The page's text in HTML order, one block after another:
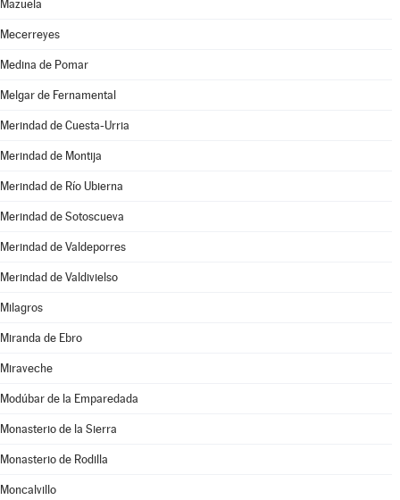
Mazuela
Mecerreyes
Medina de Pomar
Melgar de Fernamental
Merindad de Cuesta-Urria
Merindad de Montija
Merindad de Río Ubierna
Merindad de Sotoscueva
Merindad de Valdeporres
Merindad de Valdivielso
Milagros
Miranda de Ebro
Miraveche
Modúbar de la Emparedada
Monasterio de la Sierra
Monasterio de Rodilla
Moncalvillo